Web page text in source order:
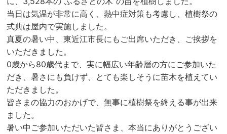
当日は気温が非常に高く、熱中症対策も考慮し、植樹祭の
式典は屋内で実施しました。
真夏の暑い中、東近江市長にもご出席いただき、ご挨拶を
いただきました。
0歳から80歳代まで、実に幅広い年齢層の方にご参加いた
だき、暑さにも負けず、とても楽しそうに苗木を植えてい
ただきました。
皆さまの協力のおかげで、無事に植樹祭を終える事が出来
ました。
暑い中ご参加いただいた皆さま、本当にありがとうござい